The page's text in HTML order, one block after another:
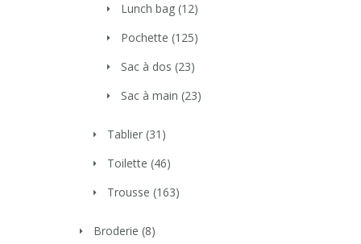
Lunch bag (12)
Pochette (125)
Sac à dos (23)
Sac à main (23)
Tablier (31)
Toilette (46)
Trousse (163)
Broderie (8)